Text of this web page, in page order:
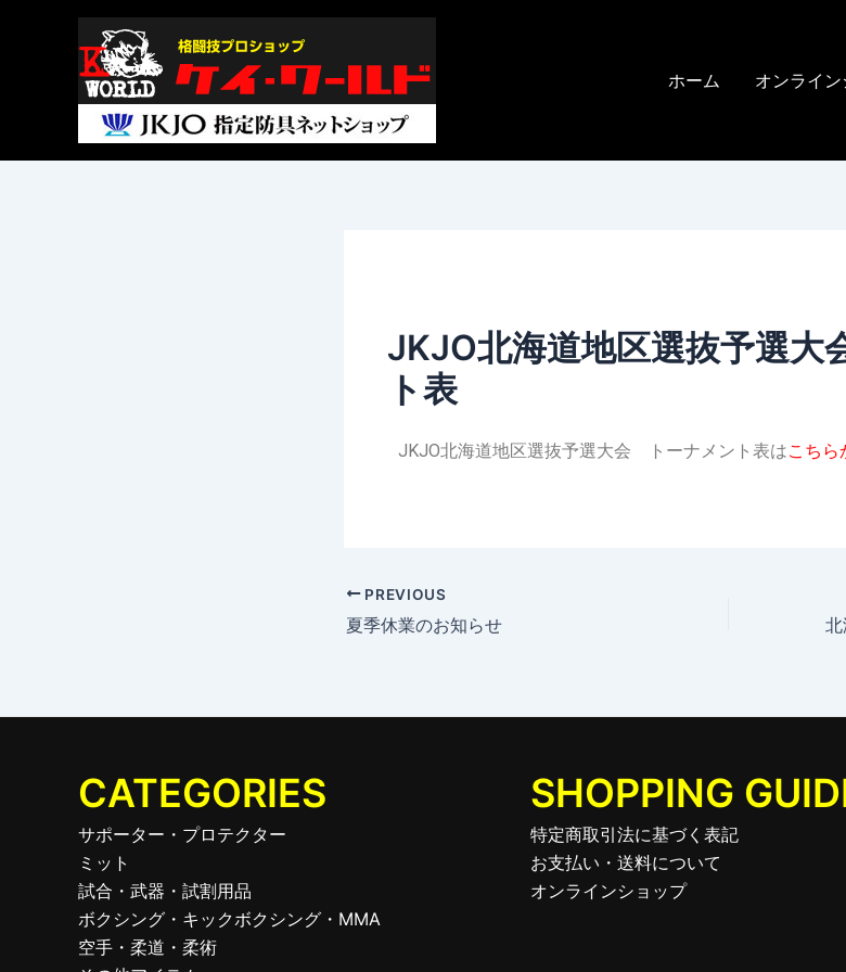
ホーム オンライ
JKJO北海道地区選抜予選大
ト表
JKJO北海道地区選抜予選大会 トーナメント表はこちら
Post
PREVIOUS
夏季休業のお知らせ
CATEGORIES
サポーター・プロテクター
ミット
試合・武器・試割用品
ボクシング・キックボクシング・MMA
空手・柔道・柔術
SHOPPING
特定商取引法に基づく表記
お支払い・送料について
オンラインショップ